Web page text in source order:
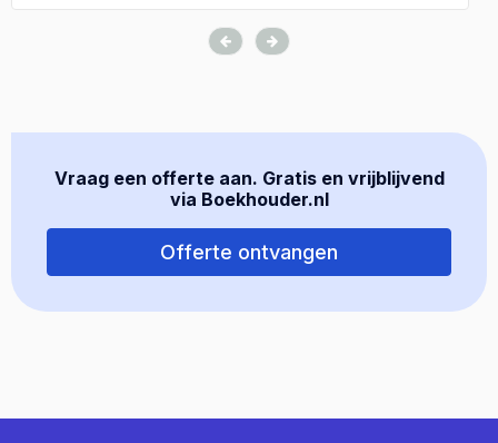
Vraag een offerte aan. Gratis en vrijblijvend
via Boekhouder.nl
Offerte ontvangen